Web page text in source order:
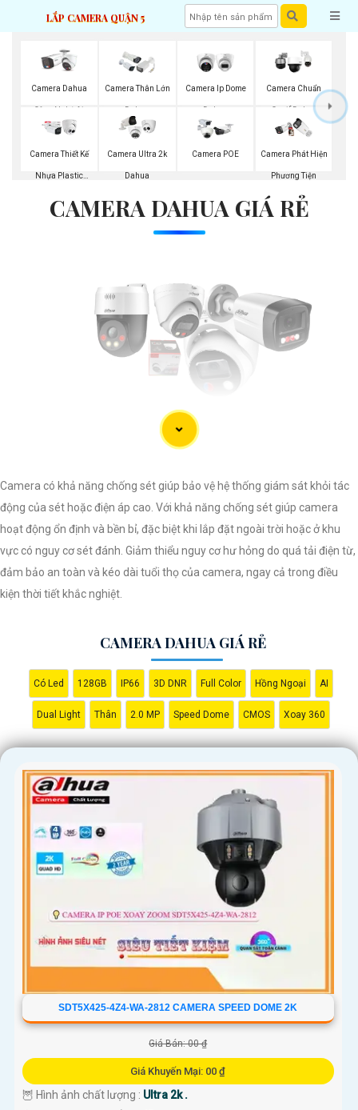
LẮP CAMERA QUẬN 5
Camera Dahua
Công Nghệ Ai
Camera Thân Lớn
Dahua
Camera Ip Dome
Dahua
Camera Chuẩn
Onvif Dahua
Camera Thiết Kế
Nhựa Plastic
Camera Ultra 2k
Dahua
Camera POE Camera Phát Hiện
Phương Tiện
CAMERA DAHUA GIÁ RẺ
Camera có khả năng chống sét giúp bảo vệ hệ thống giám sát khỏi tác
động của sét hoặc điện áp cao. Với khả năng chống sét giúp camera
hoạt động ổn định và bền bỉ, đặc biệt khi lắp đặt ngoài trời hoặc ở khu
vực có nguy cơ sét đánh. Giảm thiểu nguy cơ hư hỏng do quá tải điện từ,
đảm bảo an toàn và kéo dài tuổi thọ của camera, ngay cả trong điều
kiện thời tiết khắc nghiệt.
CAMERA DAHUA GIÁ RẺ
Có Led 128GB IP66 3D DNR Full Color Hồng Ngoại AI
Dual Light Thân 2.0 MP Speed Dome CMOS Xoay 360
SDT5X425-4Z4-WA-2812 CAMERA SPEED DOME 2K
Giá Bán: 00 ₫
Giá Khuyến Mại: 00 ₫
🦉 Hình ảnh chất lượng : Ultra 2k .